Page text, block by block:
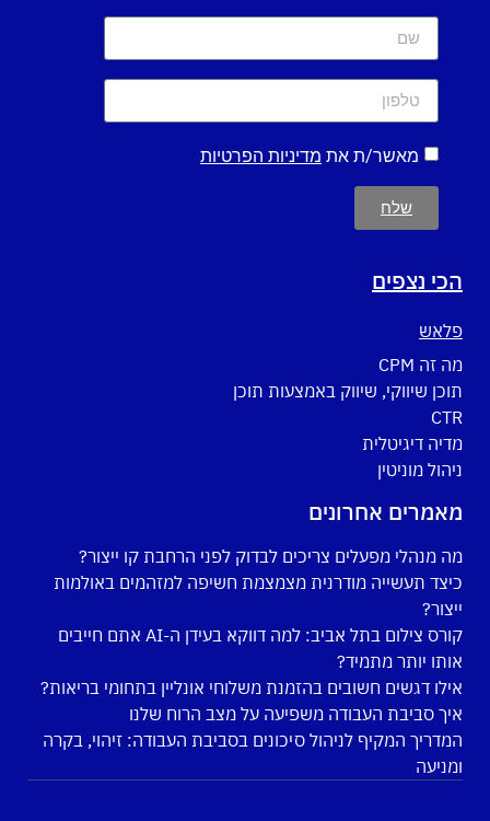
מאשר/ת את מדיניות הפרטיות
שלח
הכי נצפים
פלאש
מה זה CPM
תוכן שיווקי, שיווק באמצעות תוכן
CTR
מדיה דיגיטלית
ניהול מוניטין
מאמרים אחרונים
מה מנהלי מפעלים צריכים לבדוק לפני הרחבת קו ייצור?
כיצד תעשייה מודרנית מצמצמת חשיפה למזהמים באולמות
ייצור?
קורס צילום בתל אביב: למה דווקא בעידן ה-AI אתם חייבים
אותו יותר מתמיד?
אילו דגשים חשובים בהזמנת משלוחי אונליין בתחומי בריאות?
איך סביבת העבודה משפיעה על מצב הרוח שלנו
המדריך המקיף לניהול סיכונים בסביבת העבודה: זיהוי, בקרה
ומניעה